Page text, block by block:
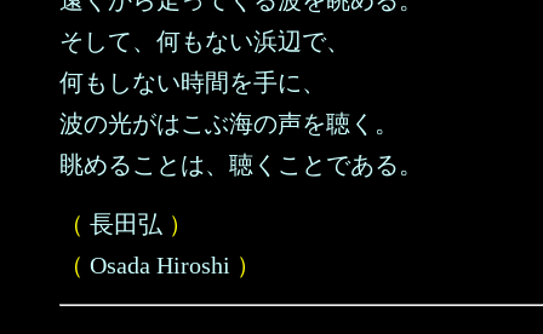
そして、何もない浜辺で、
何もしない時間を手に、
波の光がはこぶ海の声を聴く。
眺めることは、聴くことである。
（ 長田弘 ）
（ Osada Hiroshi ）